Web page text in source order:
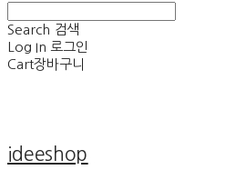
Search 검색
Log In 로그인
Cart장바구니
ideeshop